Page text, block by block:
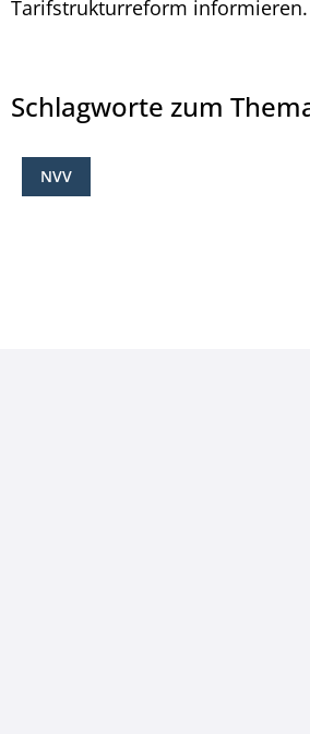
Tarifstrukturreform informieren.
Schlagworte zum
NVV